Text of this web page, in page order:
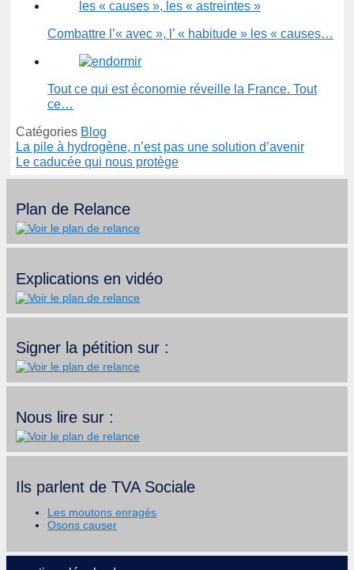
Combattre l’« avec », l’ « habitude » les « causes…
Tout ce qui est économie réveille la France. Tout
ce…
Catégories Blog
La pile à hydrogène, n’est pas une solution d’avenir
Le caducée qui nous protège
Plan de Relance
Explications en vidéo
Signer la pétition sur :
Nous lire sur :
Ils parlent de TVA Sociale
Les moutons enragés
Osons causer